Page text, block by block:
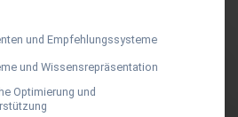
und Empfehlungssysteme
und Wissensrepräsentation
Optimierung und